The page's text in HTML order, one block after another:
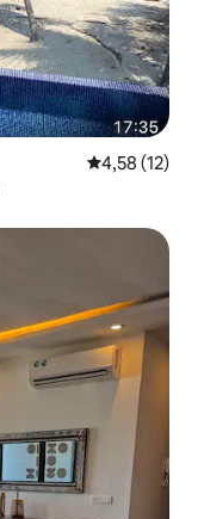
Évaluation
4,58 (12)